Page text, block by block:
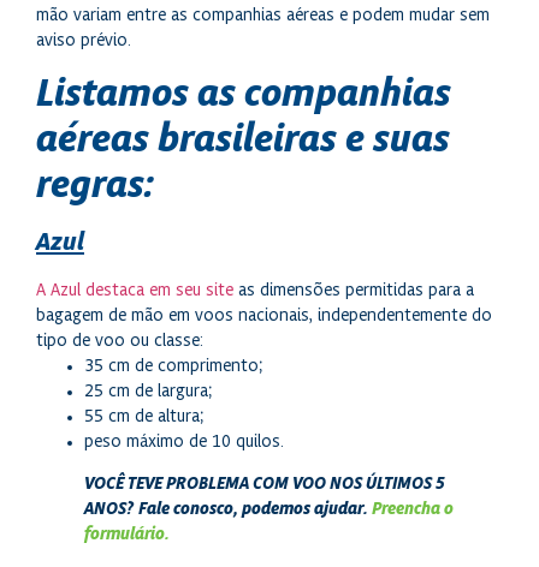
mão variam entre as companhias aéreas e podem mudar sem
aviso prévio.
Listamos as companhias
aéreas brasileiras e suas
regras:
Azul
A Azul destaca em seu site as dimensões permitidas para a
bagagem de mão em voos nacionais, independentemente do
tipo de voo ou classe:
35 cm de comprimento;
25 cm de largura;
55 cm de altura;
peso máximo de 10 quilos.
VOCÊ TEVE PROBLEMA COM VOO NOS ÚLTIMOS 5
ANOS? Fale conosco, podemos ajudar. Preencha o
formulário.